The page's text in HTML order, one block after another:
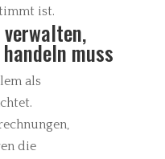
ist.
muss
als
die